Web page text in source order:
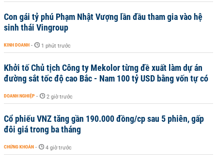
Con gái tỷ phú Phạm Nhật Vượng lần đầu tham gia vào hệ
sinh thái Vingroup
KINH DOANH - 1 phút trước
Khởi tố Chủ tịch Công ty Mekolor từng đề xuất làm dự án
đường sắt tốc độ cao Bắc - Nam 100 tỷ USD bằng vốn tự có
DOANH NGHIỆP - 2 giờ trước
Cổ phiếu VNZ tăng gần 190.000 đồng/cp sau 5 phiên, gấp
đôi giá trong ba tháng
CHỨNG KHOÁN - 4 giờ trước